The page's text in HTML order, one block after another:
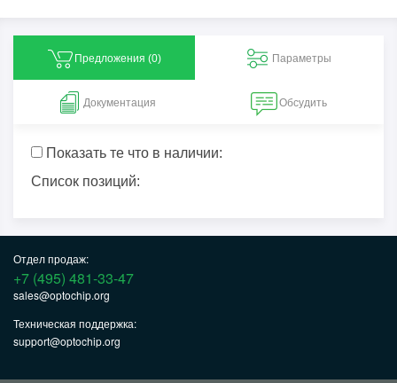
Предложения (0) Параметры
Документация Обсудить
Показать те что в наличии:
Список позиций:
Отдел продаж:
+7 (495) 481-33-47
sales@optochip.org
Техническая поддержка:
support@optochip.org